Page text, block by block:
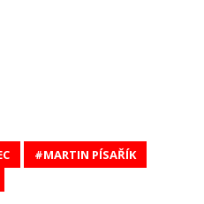
MARTIN PÍSAŘÍK